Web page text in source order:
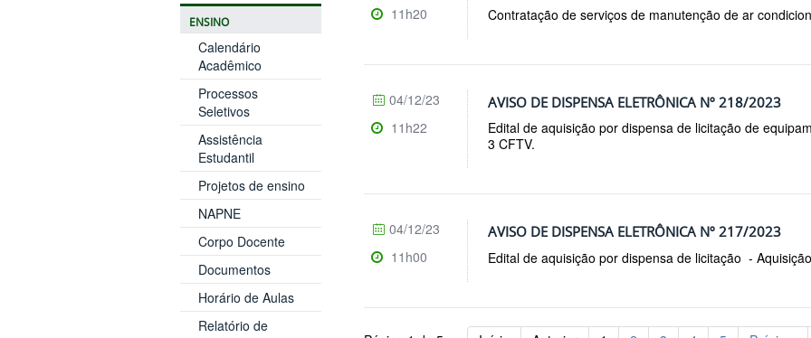
ENSINO
Calendário
Acadêmico
Processos
Seletivos
Assistência
Estudantil
Projetos de ensino
NAPNE
Corpo Docente
Documentos
Horário de Aulas
Relatório de
Contratação de serviços de manutenção de ar
11h20
AVISO DE DISPENSA ELETRÔNICA Nº 218/2023
Edital de aquisição por dispensa de licitação de
3 CFTV.
04/12/23
11h22
AVISO DE DISPENSA ELETRÔNICA Nº 217/2023
Edital de aquisição por dispensa de licitação -
04/12/23
11h00